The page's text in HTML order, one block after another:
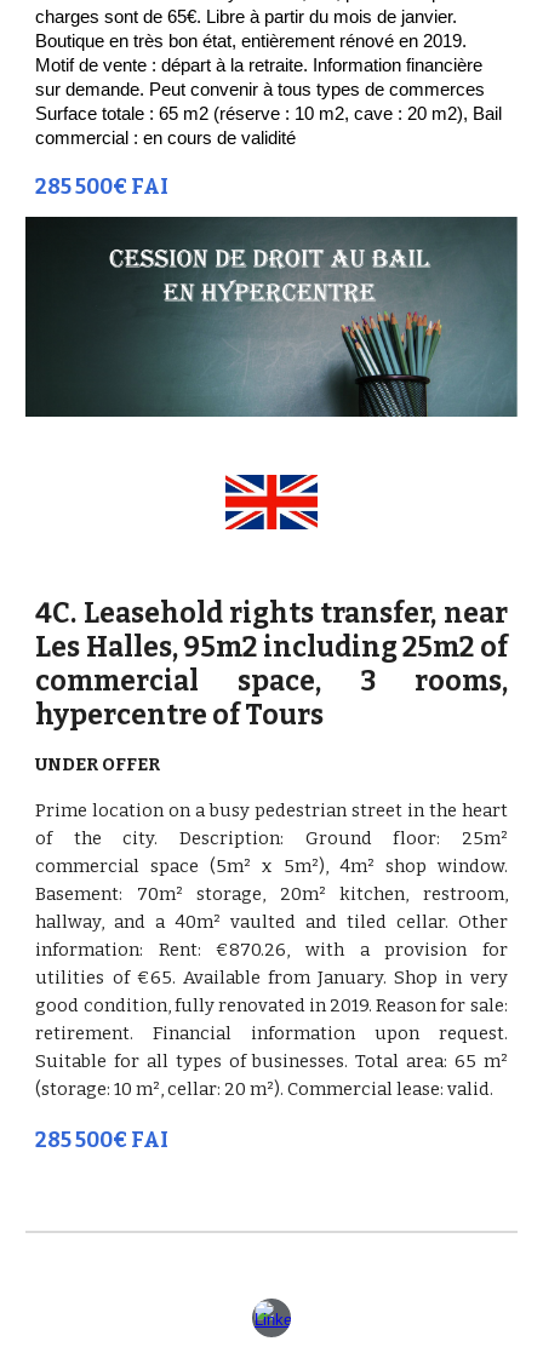
charges sont de 65€. Libre à partir du mois de janvier.
Boutique en très bon état, entièrement rénové en 2019.
Motif de vente : départ à la retraite. Information financière
sur demande. Peut convenir à tous types de commerces
Surface totale : 65 m2 (réserve : 10 m2, cave : 20 m2), Bail
commercial : en cours de validité
285 500€ FAI
4C. Leasehold rights transfer, near
Les Halles, 95m2 including 25m2 of
commercial space, 3 rooms,
hypercentre of Tours
UNDER OFFER
Prime location on a busy pedestrian street in the heart
of the city. Description: Ground floor: 25m²
commercial space (5m² x 5m²), 4m² shop window.
Basement: 70m² storage, 20m² kitchen, restroom,
hallway, and a 40m² vaulted and tiled cellar. Other
information: Rent: €870.26, with a provision for
utilities of €65. Available from January. Shop in very
good condition, fully renovated in 2019. Reason for sale:
retirement. Financial information upon request.
Suitable for all types of businesses. Total area: 65 m²
(storage: 10 m², cellar: 20 m²). Commercial lease: valid.
285 500€ FAI